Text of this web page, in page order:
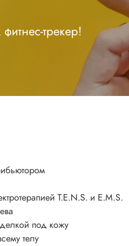
трекер!
T.E.N.S. и E.M.S.
под кожу
телу